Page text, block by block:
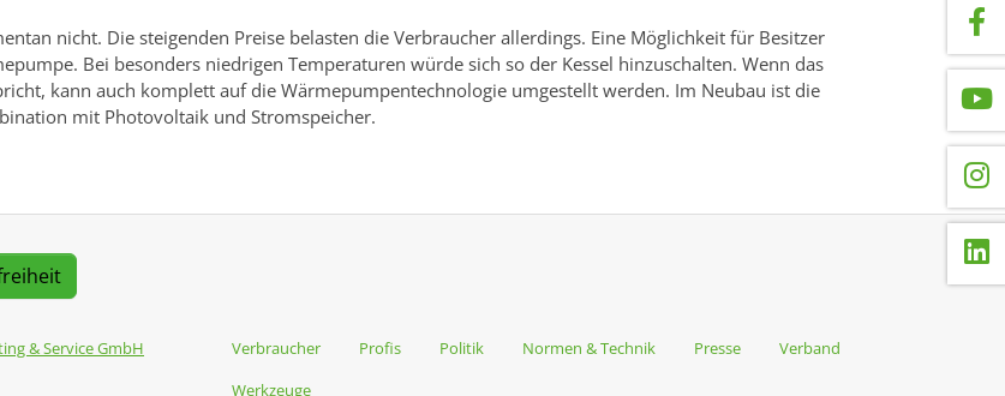
nicht. Die steigenden Preise belasten die Verbraucher allerdings. Eine Möglichkeit für Besitzer
Bei besonders niedrigen Temperaturen würde sich so der Kessel hinzuschalten. Wenn das
kann auch komplett auf die Wärmepumpentechnologie umgestellt werden. Im Neubau ist die
mit Photovoltaik und Stromspeicher.
& Service GmbH
Verbraucher Profis Politik Normen & Technik Presse
Verband
Werkzeuge